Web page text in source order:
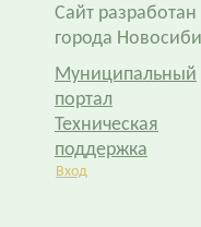
Сайт
города
Муниципальный
портал
Техническая
поддержка
Вход